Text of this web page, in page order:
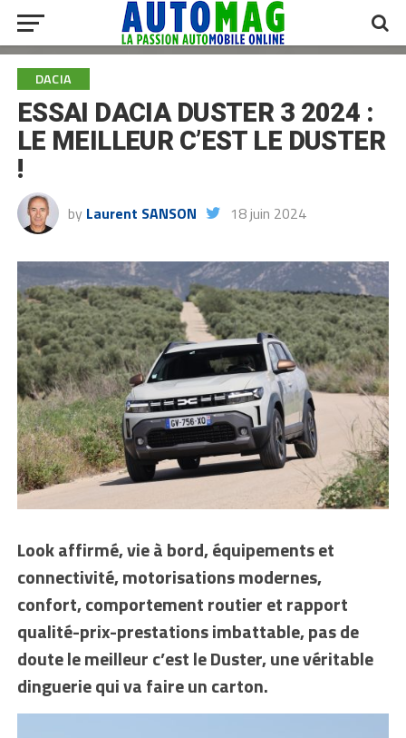
DACIA
ESSAI DACIA DUSTER 3 2024 :
LE MEILLEUR C’EST LE DUSTER
!
by Laurent SANSON 18 juin 2024
Look affirmé, vie à bord, équipements et
connectivité, motorisations modernes,
confort, comportement routier et rapport
qualité-prix-prestations imbattable, pas de
doute le meilleur c’est le Duster, une véritable
dinguerie qui va faire un carton.